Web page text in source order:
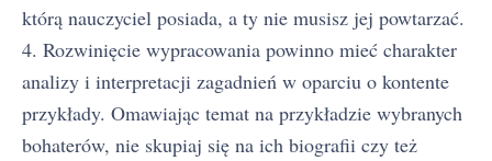
którą nauczyciel posiada, a ty nie musisz jej powtarzać.
4. Rozwinięcie wypracowania powinno mieć charakter
analizy i interpretacji zagadnień w oparciu o kontente
przykłady. Omawiając temat na przykładzie wybranych
bohaterów, nie skupiaj się na ich biografii czy też